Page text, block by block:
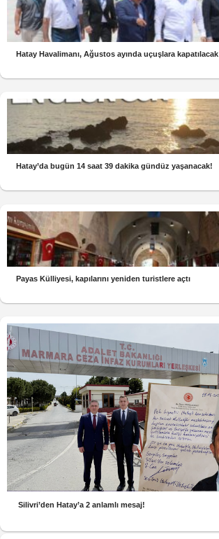
Hatay Havalimanı, Ağustos ayında uçuşlara kapatılacak
Hatay’da bugün 14 saat 39 dakika gündüz yaşanacak!
Payas Külliyesi, kapılarını yeniden turistlere açtı
Silivri’den Hatay’a 2 anlamlı mesaj!